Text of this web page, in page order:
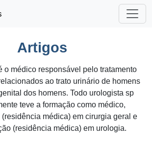
Artigos
o médico responsável pelo tratamento
ao trato urinário de homens
dos homens. Todo urologista sp
teve a formação como médico,
médica) em cirurgia geral e
(residência médica) em urologia.